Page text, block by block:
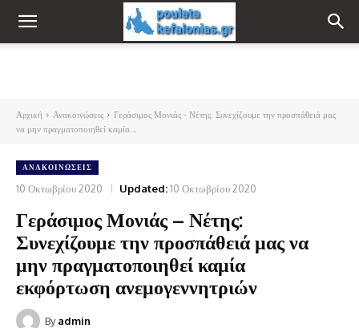
Αρχική Ανακοινώσεις
Γεράσιμος Μονιάς - Νέτης: Συνεχίζουμε την προσπάθειά μας
να μην πραγματοποιηθεί καμία...
ΑΝΑΚΟΙΝΏΣΕΙΣ
10 Οκτωβρίου 2020 Updated:10 Οκτωβρίου 2020
Γεράσιμος Μονιάς – Νέτης:
Συνεχίζουμε την προσπάθειά μας να
μην πραγματοποιηθεί καμία
εκφόρτωση ανεμογεννητριών
By admin